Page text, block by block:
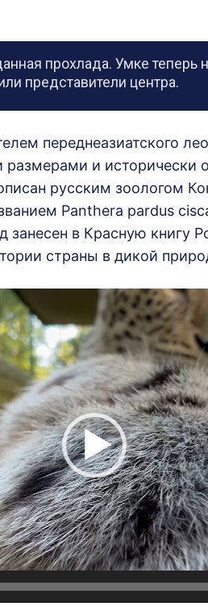
прохлада. Умке теперь
представители центра.
переднеазиатского
и исторически
русским зоологом
Panthera pardus
занесен в Красную книгу
страны в дикой